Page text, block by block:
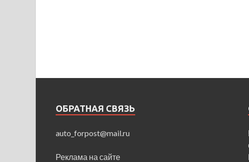
ОБРАТНАЯ СВЯЗЬ
auto_forpost@mail.ru
Реклама на сайте